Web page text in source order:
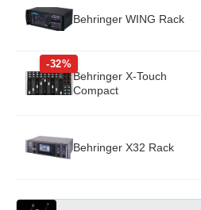
Behringer WING Rack
-32%
Behringer X-Touch
Compact
Behringer X32 Rack